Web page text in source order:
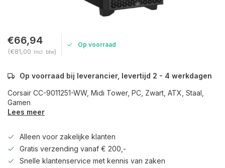
€66,94
(€81,00 Incl. btw)
Op voorraad
Op voorraad bij leverancier, levertijd 2 - 4 werkdagen
Corsair CC-9011251-WW, Midi Tower, PC, Zwart, ATX, Staal,
Gamen
Lees meer
Alleen voor zakelijke klanten
Gratis verzending vanaf € 200,-
Snelle klantenservice met kennis van zaken